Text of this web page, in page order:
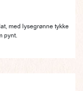
med lysegrønne tykke
pynt.